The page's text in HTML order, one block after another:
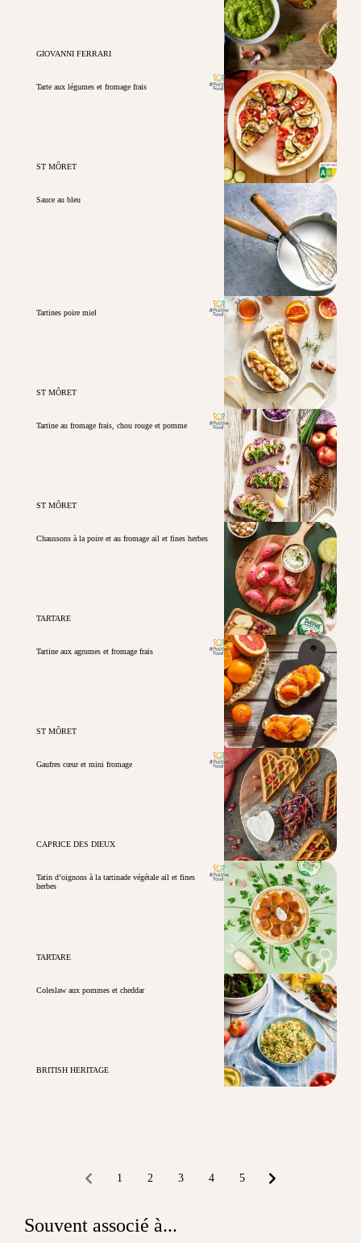
GIOVANNI FERRARI
Tarte aux légumes et fromage frais
ST MÔRET
Sauce au bleu
Tartines poire miel
ST MÔRET
Tartine au fromage frais, chou rouge et pomme
ST MÔRET
Chaussons à la poire et au fromage ail et fines herbes
TARTARE
Tartine aux agrumes et fromage frais
ST MÔRET
Gaufres cœur et mini fromage
CAPRICE DES DIEUX
Tatin d’oignons à la tartinade végétale ail et fines
herbes
TARTARE
Coleslaw aux pommes et cheddar
BRITISH HERITAGE
1 2 3 4 5
Souvent associé à...